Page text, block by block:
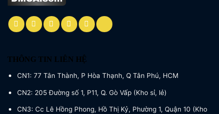
THÔNG TIN LIÊN HỆ
CN1: 77 Tân Thành, P Hòa Thạnh, Q Tân Phú, HCM
CN2: 205 Đường số 1, P11, Q. Gò Vấp (Kho sỉ, lẻ)
CN3: Cc Lê Hồng Phong, Hồ Thị Kỷ, Phường 1, Quận 10 (Kho